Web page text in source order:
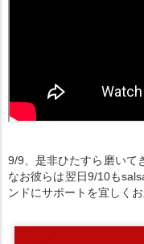
9/9、是非ひたすら磨いて
なお彼らは翌日9/10も
ンドにサポートを宜しくお